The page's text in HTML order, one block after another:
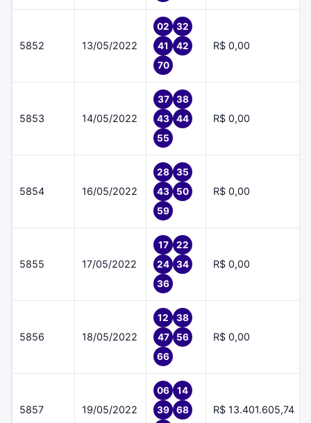
5852 13/05/2022
02
32
41
42
70
R$ 0,00
5853 14/05/2022
37
38
43
44
55
R$ 0,00
5854 16/05/2022
28
35
43
50
59
R$ 0,00
5855 17/05/2022
17
22
24
34
36
R$ 0,00
5856 18/05/2022
12
38
47
56
66
R$ 0,00
5857 19/05/2022
06
14
39
68
R$ 13.401.605,74